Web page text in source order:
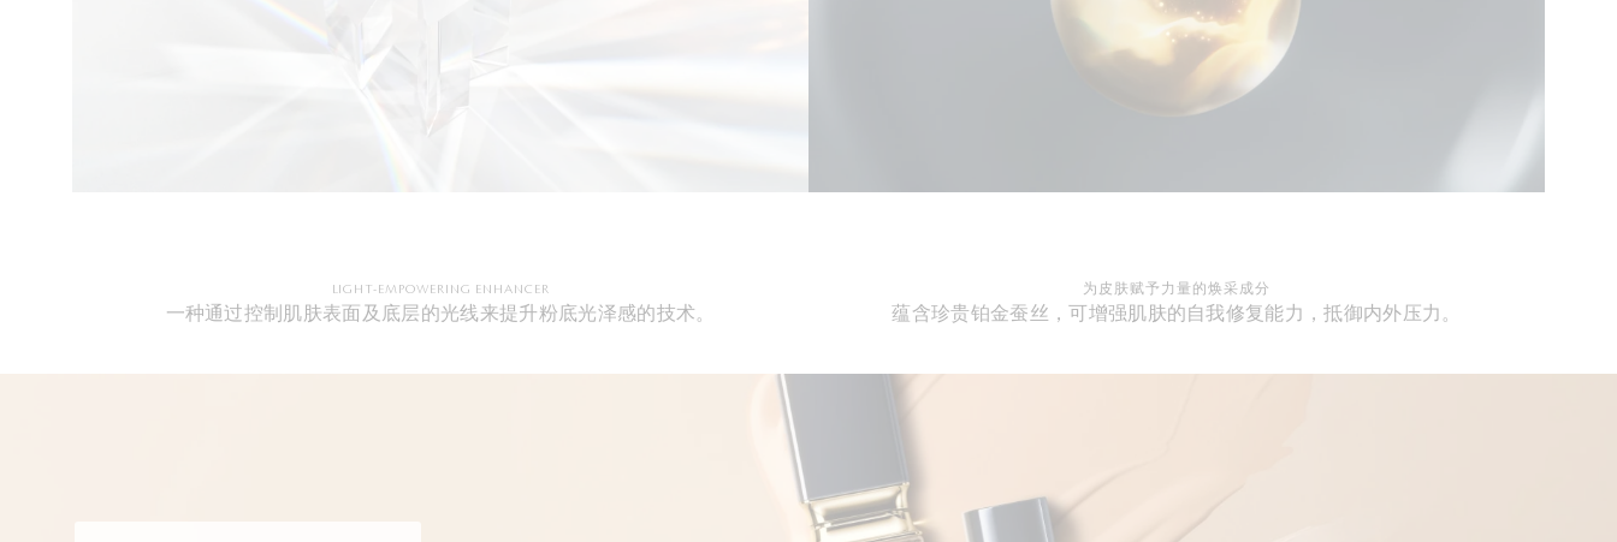
LIGHT-EMPOWERING ENHANCER
一种通过控制肌肤表面及底层的光线来提升粉底光泽感的技术。
为皮肤赋予力量的焕采成分
蕴含珍贵铂金蚕丝，可增强肌肤的自我修复能力，抵御内外压力。